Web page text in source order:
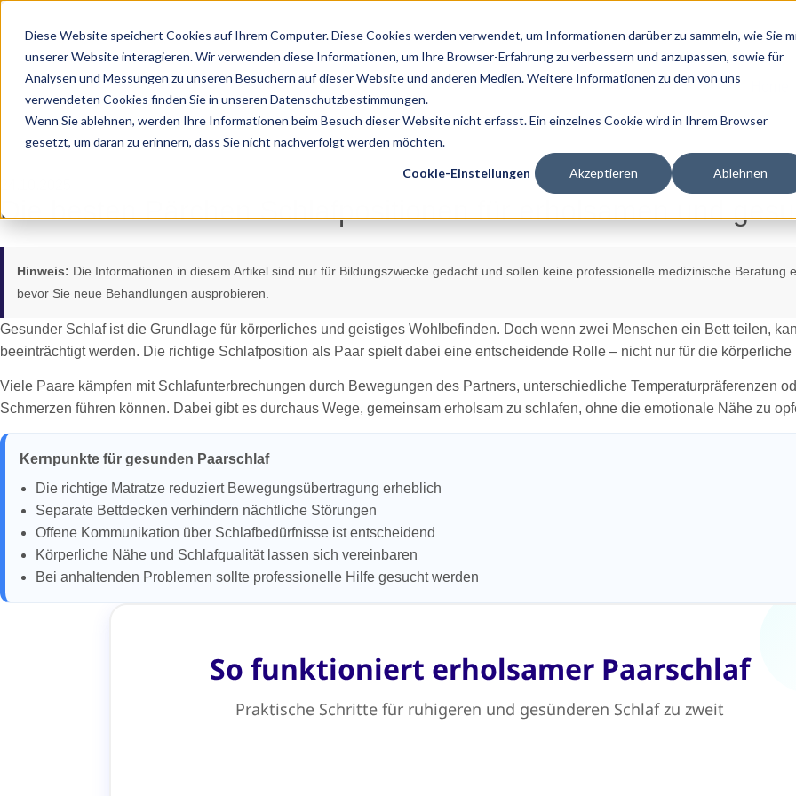
Diese Website speichert Cookies auf Ihrem Computer. Diese Cookies werden verwendet, um Informationen darüber zu sammeln, wie Sie
unserer Website interagieren. Wir verwenden diese Informationen, um Ihre Browser-Erfahrung zu verbessern und anzupassen, sowie für
Analysen und Messungen zu unseren Besuchern auf dieser Website und anderen Medien. Weitere Informationen zu den von uns
verwendeten Cookies finden Sie in unseren Datenschutzbestimmungen.
Wenn Sie ablehnen, werden Ihre Informationen beim Besuch dieser Website nicht erfasst. Ein einzelnes Cookie wird in Ihrem Browser
gesetzt, um daran zu erinnern, dass Sie nicht nachverfolgt werden möchten.
Cookie-Einstellungen Akzeptieren Ablehnen
Die besten Pärchen Schlafpositionen für erholsamen und
Hinweis: Die Informationen in diesem Artikel sind nur für Bildungszwecke gedacht und sollen keine professionelle medizinische
bevor Sie neue Behandlungen ausprobieren.
Gesunder Schlaf ist die Grundlage für körperliches und geistiges Wohlbefinden. Doch wenn zwei Menschen ein Bett teilen,
beeinträchtigt werden. Die richtige Schlafposition als Paar spielt dabei eine entscheidende Rolle – nicht nur für die
Viele Paare kämpfen mit Schlafunterbrechungen durch Bewegungen des Partners, unterschiedliche Temperaturpräferenzen
Schmerzen führen können. Dabei gibt es durchaus Wege, gemeinsam erholsam zu schlafen, ohne die emotionale Nähe zu
Kernpunkte für gesunden Paarschlaf
Die richtige Matratze reduziert Bewegungsübertragung erheblich
Separate Bettdecken verhindern nächtliche Störungen
Offene Kommunikation über Schlafbedürfnisse ist entscheidend
Körperliche Nähe und Schlafqualität lassen sich vereinbaren
Bei anhaltenden Problemen sollte professionelle Hilfe gesucht werden